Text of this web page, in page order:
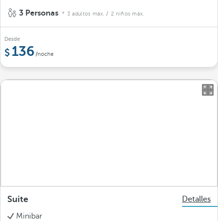
3 Personas 3 adultos máx. / 2 niños máx.
Desde
136 /noche
Suite
Detalles
Minibar